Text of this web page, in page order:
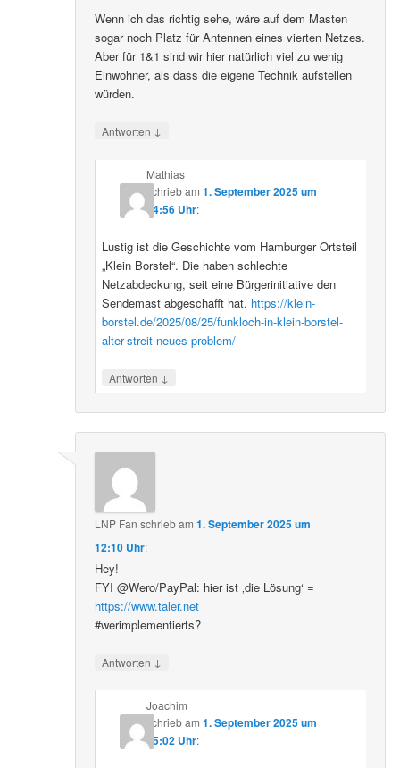
Wenn ich das richtig sehe, wäre auf dem Masten
sogar noch Platz für Antennen eines vierten Netzes.
Aber für 1&1 sind wir hier natürlich viel zu wenig
Einwohner, als dass die eigene Technik aufstellen
würden.
Antworten ↓
Mathias
schriebam 1. September 2025 um
14:56 Uhr:
Lustig ist die Geschichte vom Hamburger Ortsteil
„Klein Borstel“. Die haben schlechte
Netzabdeckung, seit eine Bürgerinitiative den
Sendemast abgeschafft hat. https://klein-
borstel.de/2025/08/25/funkloch-in-klein-borstel-
alter-streit-neues-problem/
Antworten ↓
LNP Fan schriebam1. September 2025 um
12:10 Uhr:
Hey!
FYI @Wero/PayPal: hier ist ‚die Lösung‘ =
https://www.taler.net
#werimplementierts?
Antworten ↓
Joachim
schriebam 1. September 2025 um
15:02 Uhr: